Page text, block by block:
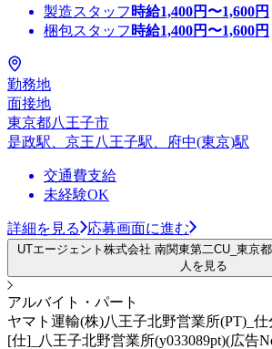
製造スタッフ 時給1,400円〜1,600円
梱包スタッフ 時給1,400円〜1,600円
勤務地
面接地
東京都八王子市
是政駅、京王八王子駅、府中(東京)駅
交通費支給
未経験OK
詳細を見る 応募画面に進む
UTエージェント株式会社 南関東第二CU_東京
人を見る
アルバイト・パート
ヤマト運輸(株)八王子北野営業所(PT)_仕
[仕]_八王子北野営業所(y033089pt)(広告